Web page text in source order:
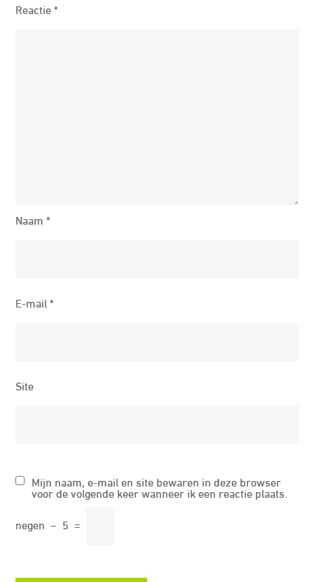
Reactie*
Naam*
E-mail*
Site
Mijn naam, e-mail en site bewaren in deze browser
voor de volgende keer wanneer ik een reactie plaats.
negen − 5 =